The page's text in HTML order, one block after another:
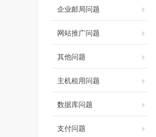
企业邮局问题
网站推广问题
其他问题
主机租用问题
数据库问题
支付问题